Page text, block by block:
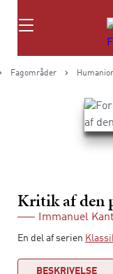
Søg
Fagområder
Kritik af den
Immanuel Kant
En del af serien
BESKRIVELSE